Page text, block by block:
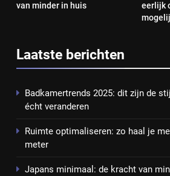
van minder in huis
eerlijk
Laatste berichten
Badkamertrends 2025: dit zijn de
écht veranderen
Ruimte optimaliseren: zo haal je
meter
Japans minimaal: de kracht van